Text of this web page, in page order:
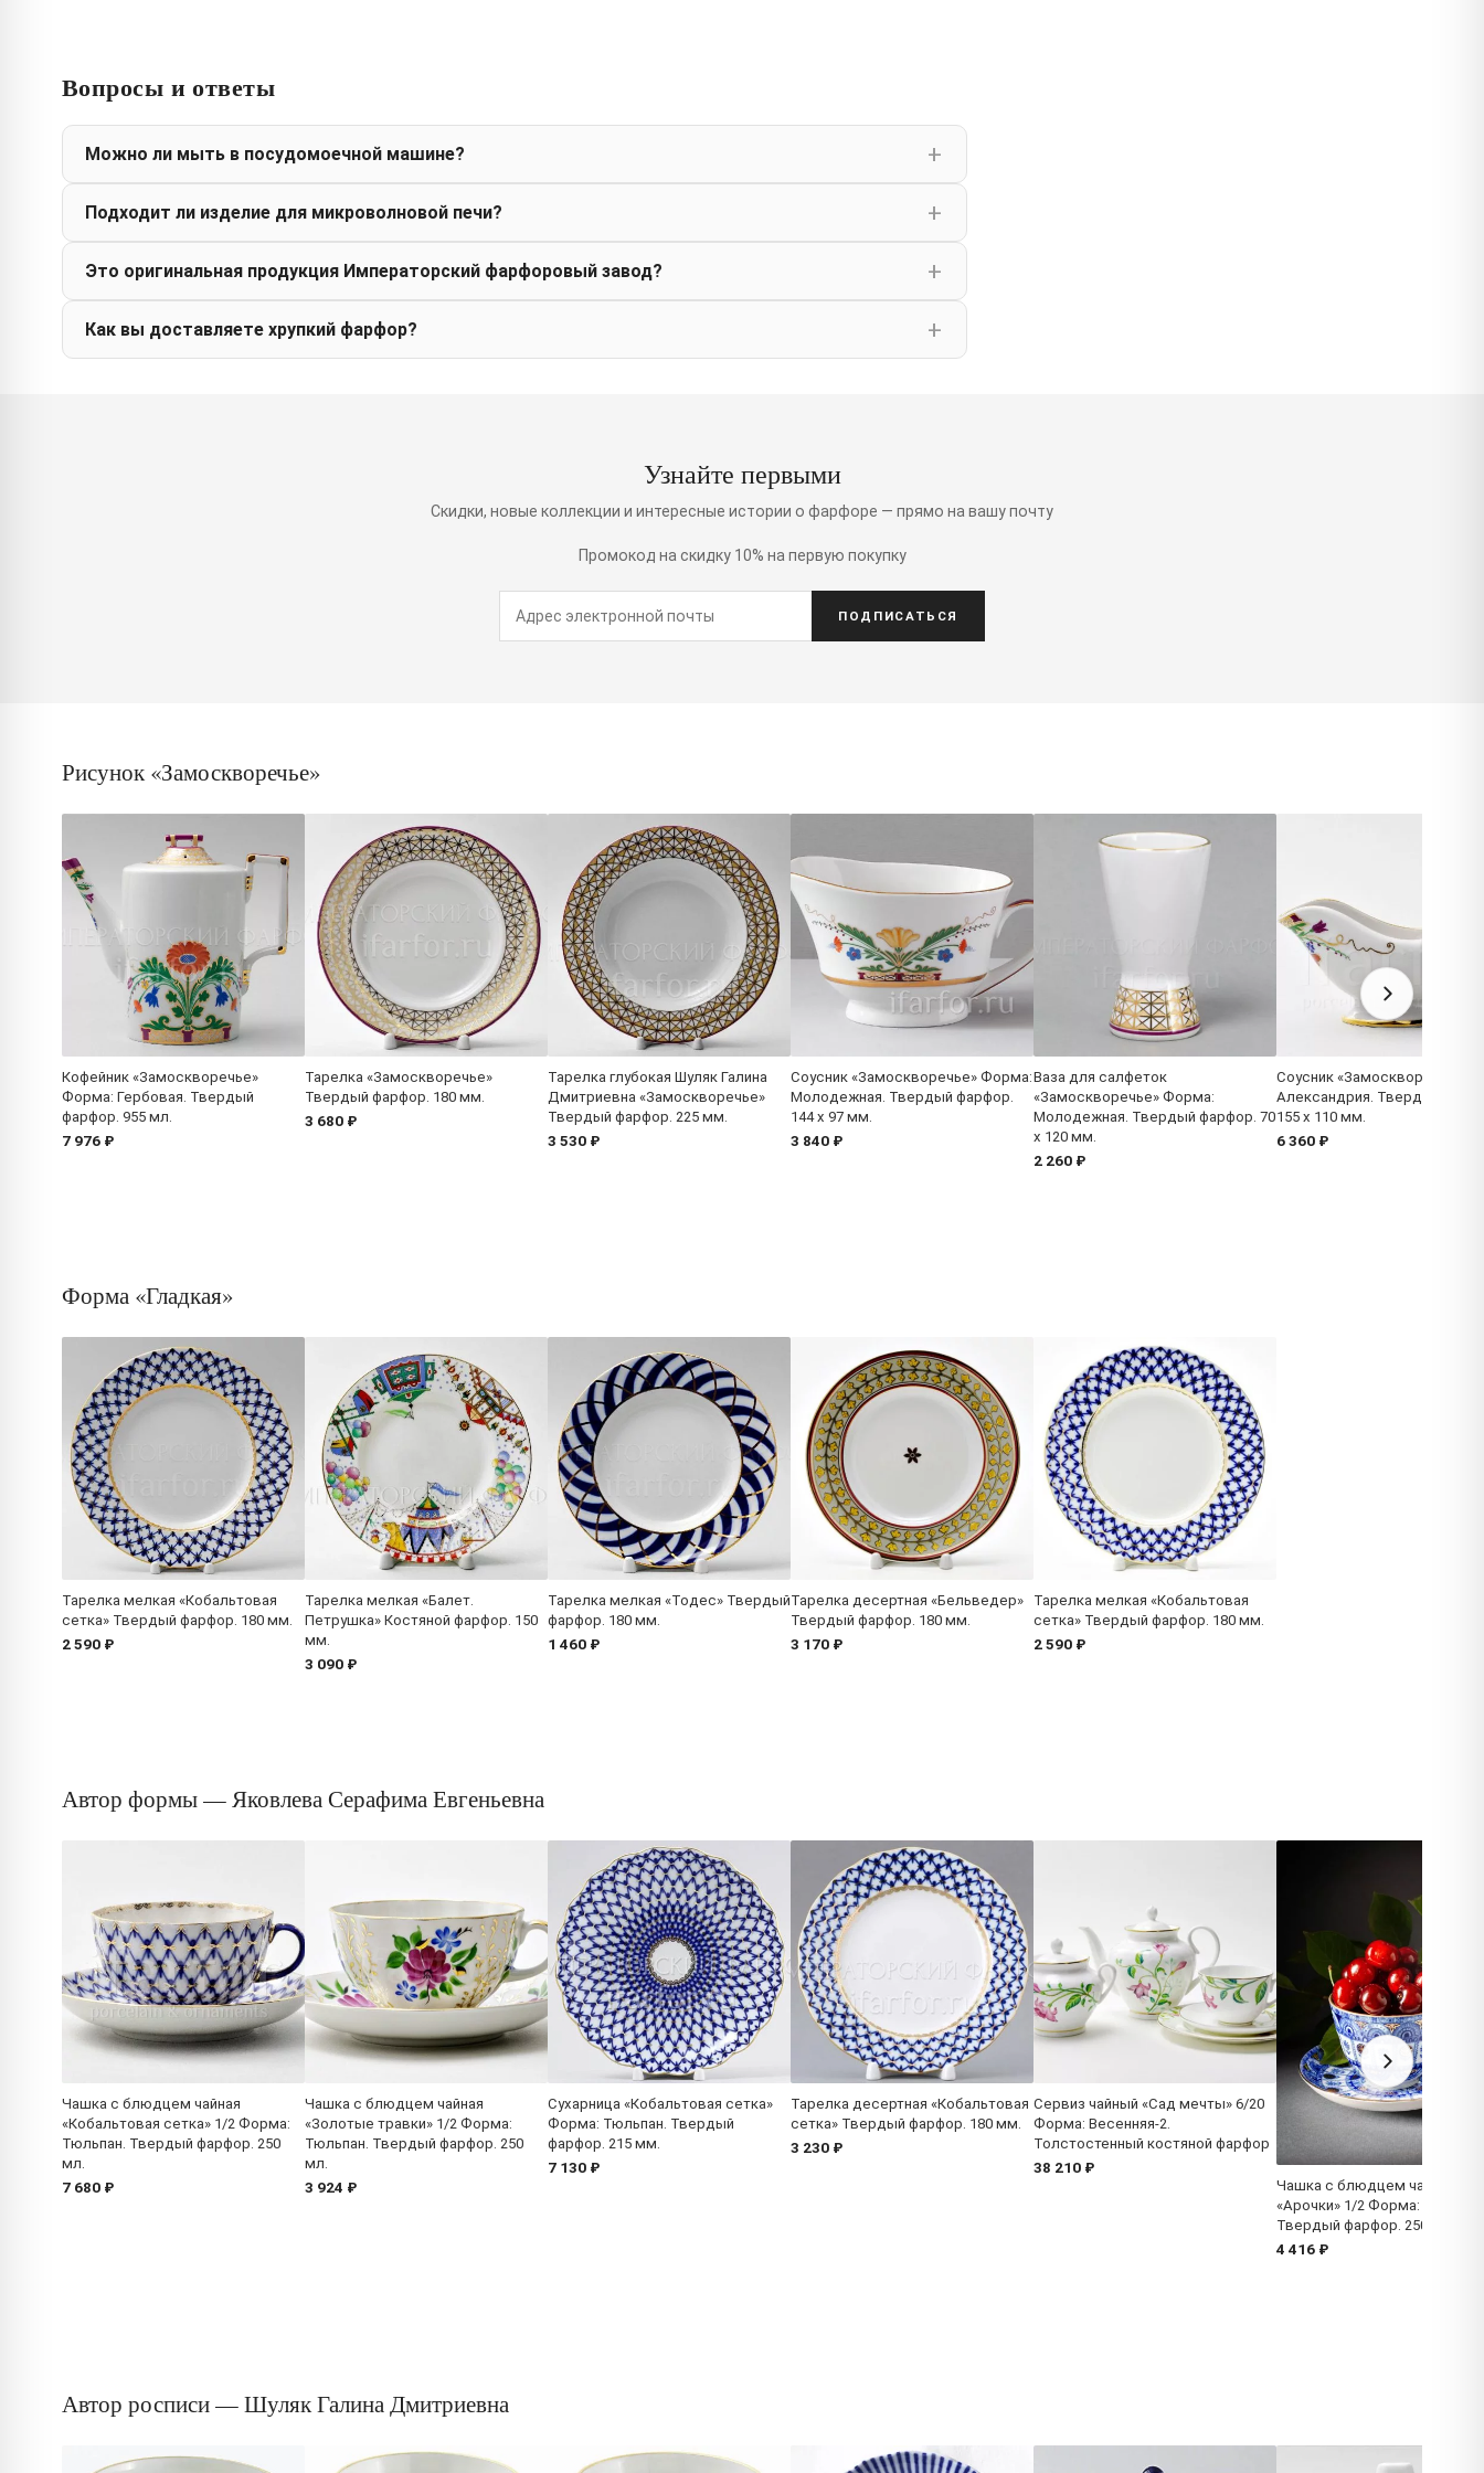
Вопросы и ответы
Можно ли мыть в посудомоечной машине?
Подходит ли изделие для микроволновой печи?
Это оригинальная продукция Императорский фарфоровый завод?
Как вы доставляете хрупкий фарфор?
Узнайте первыми
Скидки, новые коллекции и интересные истории о фарфоре — прямо на вашу почту
Промокод на скидку 10% на первую покупку
ПОДПИСАТЬСЯ
Рисунок «Замоскворечье»
Кофейник «Замоскворечье»
Форма: Гербовая. Твердый
фарфор. 955 мл.
7 976 ₽
Тарелка «Замоскворечье»
Твердый фарфор. 180 мм.
3 680 ₽
Тарелка глубокая Шуляк Галина
Дмитриевна «Замоскворечье»
Твердый фарфор. 225 мм.
3 530 ₽
Соусник «Замоскворечье» Форма:
Молодежная. Твердый фарфор.
144 x 97 мм.
3 840 ₽
Ваза для салфеток
«Замоскворечье» Форма:
Молодежная. Твердый фарфор. 70
x 120 мм.
2 260 ₽
Соусник «Замоскворечье»
Александрия. Твердый
155 x 110 мм.
6 360 ₽
Форма «Гладкая»
Тарелка мелкая «Кобальтовая
сетка» Твердый фарфор. 180 мм.
2 590 ₽
Тарелка мелкая «Балет.
Петрушка» Костяной фарфор. 150
мм.
3 090 ₽
Тарелка мелкая «Тодес» Твердый
фарфор. 180 мм.
1 460 ₽
Тарелка десертная «Бельведер»
Твердый фарфор. 180 мм.
3 170 ₽
Тарелка мелкая «Кобальтовая
сетка» Твердый фарфор. 180 мм.
2 590 ₽
Автор формы — Яковлева Серафима Евгеньевна
Чашка с блюдцем чайная
«Кобальтовая сетка» 1/2 Форма:
Тюльпан. Твердый фарфор. 250
мл.
7 680 ₽
Чашка с блюдцем чайная
«Золотые травки» 1/2 Форма:
Тюльпан. Твердый фарфор. 250
мл.
3 924 ₽
Сухарница «Кобальтовая сетка»
Форма: Тюльпан. Твердый
фарфор. 215 мм.
7 130 ₽
Тарелка десертная «Кобальтовая
сетка» Твердый фарфор. 180 мм.
3 230 ₽
Сервиз чайный «Сад мечты» 6/20
Форма: Весенняя-2.
Толстостенный костяной фарфор
38 210 ₽
Чашка с блюдцем чайная
«Арочки» 1/2 Форма:
Твердый фарфор. 250 мл.
4 416 ₽
Автор росписи — Шуляк Галина Дмитриевна